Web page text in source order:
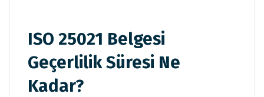
ISO 25021 Belgesi
Geçerlilik Süresi Ne
Kadar?